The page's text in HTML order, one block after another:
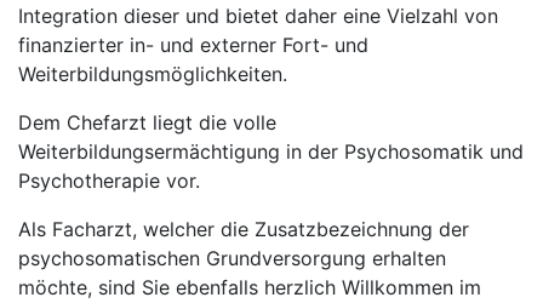
Integration dieser und bietet daher eine Vielzahl von
finanzierter in- und externer Fort- und
Weiterbildungsmöglichkeiten.
Dem Chefarzt liegt die volle
Weiterbildungsermächtigung in der Psychosomatik und
Psychotherapie vor.
Als Facharzt, welcher die Zusatzbezeichnung der
psychosomatischen Grundversorgung erhalten
möchte, sind Sie ebenfalls herzlich Willkommen im